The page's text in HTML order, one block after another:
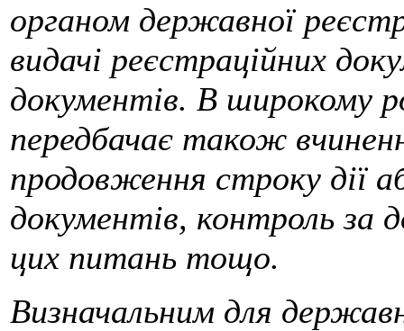
органом державної
видачі реєстраційних
документів. В широкому
передбачає також
продовження строку дії
документів, контроль за
цих питань тощо.
Визначальним для